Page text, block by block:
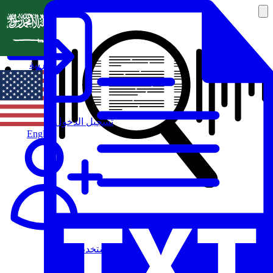
تسجيل الدخول
مستخدم جديد
العربية
English